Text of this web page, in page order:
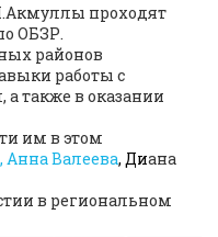
проходят
ОБЗР.
районов
работы с
также в оказании
им в этом
Анна Валеева, Диана
в региональном